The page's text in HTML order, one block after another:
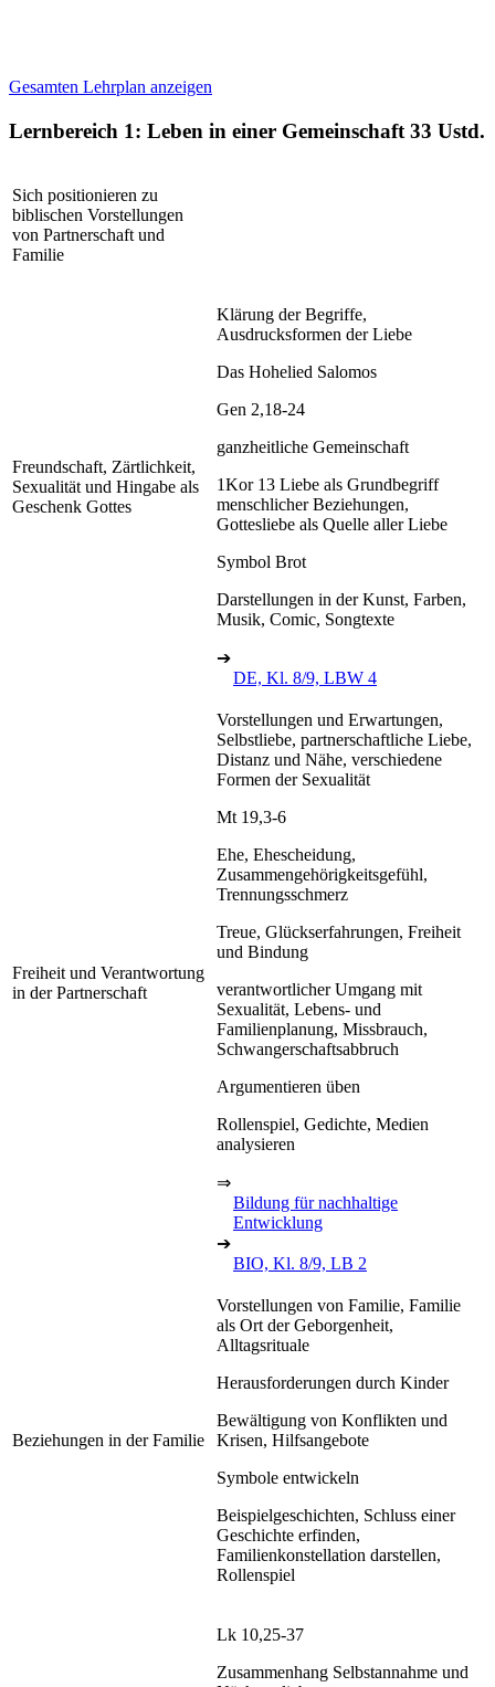
Gesamten Lehrplan anzeigen
Lernbereich 1: Leben in einer Gemeinschaft 33 Ustd.
Sich positionieren zu
biblischen Vorstellungen
von Partnerschaft und
Familie
Freundschaft, Zärtlichkeit,
Sexualität und Hingabe als
Geschenk Gottes
Klärung der Begriffe,
Ausdrucksformen der Liebe
Das Hohelied Salomos
Gen 2,18-24
ganzheitliche Gemeinschaft
1Kor 13 Liebe als Grundbegriff
menschlicher Beziehungen,
Gottesliebe als Quelle aller Liebe
Symbol Brot
Darstellungen in der Kunst, Farben,
Musik, Comic, Songtexte
➔
DE, Kl. 8/9, LBW 4
Freiheit und Verantwortung
in der Partnerschaft
Vorstellungen und Erwartungen,
Selbstliebe, partnerschaftliche Liebe,
Distanz und Nähe, verschiedene
Formen der Sexualität
Mt 19,3-6
Ehe, Ehescheidung,
Zusammengehörigkeitsgefühl,
Trennungsschmerz
Treue, Glückserfahrungen, Freiheit
und Bindung
verantwortlicher Umgang mit
Sexualität, Lebens- und
Familienplanung, Missbrauch,
Schwangerschaftsabbruch
Argumentieren üben
Rollenspiel, Gedichte, Medien
analysieren
⇒
Bildung für nachhaltige
Entwicklung
➔
BIO, Kl. 8/9, LB 2
Beziehungen in der Familie
Vorstellungen von Familie, Familie
als Ort der Geborgenheit,
Alltagsrituale
Herausforderungen durch Kinder
Bewältigung von Konflikten und
Krisen, Hilfsangebote
Symbole entwickeln
Beispielgeschichten, Schluss einer
Geschichte erfinden,
Familienkonstellation darstellen,
Rollenspiel
Lk 10,25-37
Zusammenhang Selbstannahme und